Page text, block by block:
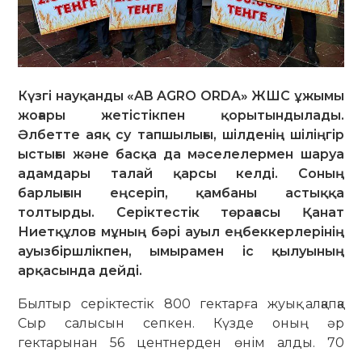
Күзгі науқанды «AB AGRO ORDA» ЖШС ұжымы
жоғары жетістікпен қорытындылады.
Әлбетте аяқ су тапшылығы, шілденің шіліңгір
ыстығы және басқа да мәселелермен шаруа
адамдары талай қарсы келді. Соның
барлығын еңсеріп, қамбаны астыққа
толтырды. Серіктестік төрағасы Қанат
Ниетқұлов мұның бәрі ауыл еңбеккерлерінің
ауызбіршлікпен, ымырамен іс қылуының
арқасында дейді.
Былтыр серіктестік 800 гектарға жуық алқапқа
Сыр салысын сепкен. Күзде оның әр
гектарынан 56 центнерден өнім алды. 70